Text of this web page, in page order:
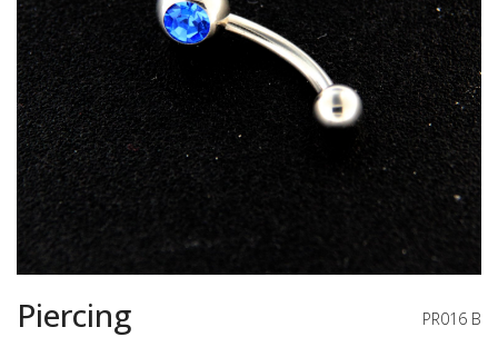
Piercing PR016 B